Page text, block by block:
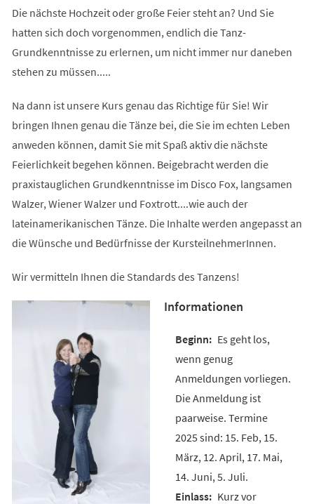
Die nächste Hochzeit oder große Feier steht an? Und Sie
hatten sich doch vorgenommen, endlich die Tanz-
Grundkenntnisse zu erlernen, um nicht immer nur daneben
stehen zu müssen.....
Na dann ist unsere Kurs genau das Richtige für Sie! Wir
bringen Ihnen genau die Tänze bei, die Sie im echten Leben
anweden können, damit Sie mit Spaß aktiv die nächste
Feierlichkeit begehen können. Beigebracht werden die
praxistauglichen Grundkenntnisse im Disco Fox, langsamen
Walzer, Wiener Walzer und Foxtrott....wie auch der
lateinamerikanischen Tänze. Die Inhalte werden angepasst an
die Wünsche und Bedürfnisse der KursteilnehmerInnen.
Wir vermitteln Ihnen die Standards des Tanzens!
Informationen
Es geht los,
wenn genug
Anmeldungen vorliegen.
Die Anmeldung ist
paarweise. Termine
2025 sind: 15. Feb, 15.
März, 12. April, 17. Mai,
14. Juni, 5. Juli.
Kurz vor